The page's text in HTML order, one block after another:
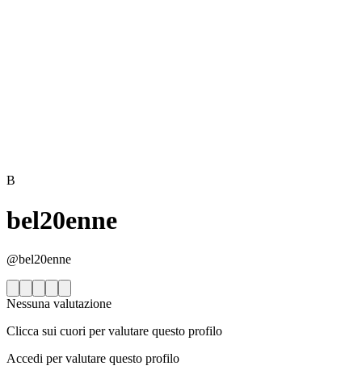
B
bel20enne
@bel20enne
Nessuna valutazione
Clicca sui cuori per valutare questo profilo
Accedi per valutare questo profilo